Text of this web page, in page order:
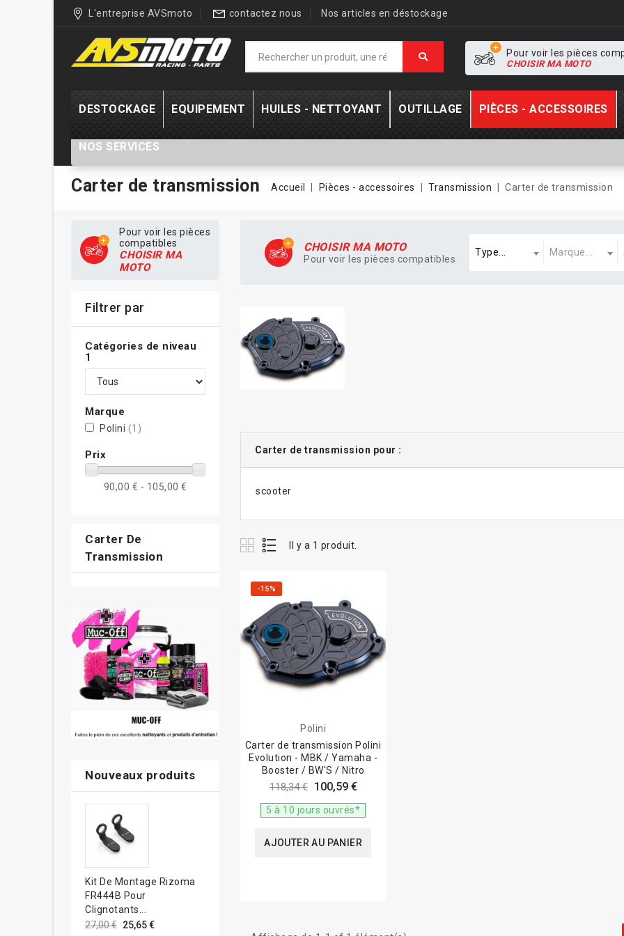
L'entreprise AVSmoto contactez nous Nos articles en déstockage
Pour voir les pièces
CHOISIR MA MOTO
DESTOCKAGE EQUIPEMENT HUILES - NETTOYANT OUTILLAGE PIÈCES - ACCESSOIRES
NOS SERVICES
Carter de transmission Accueil Pièces - accessoires Transmission Carter de transmission
Pour voir les pièces
compatibles
CHOISIR MA
MOTO
Filtrer par
Catégories de niveau
1
Marque
Polini (1)
Prix
90,00 € - 105,00 €
Carter De
Transmission
Nouveaux produits
Kit De Montage Rizoma
FR444B Pour
Clignotants...
27,00 € 25,65 €
CHOISIR MA MOTO
Pour voir les pièces compatibles
Type...
Marque...
Carter de transmission pour :
scooter
Il y a 1 produit.
-15%
Polini
Carter de transmission Polini
Evolution - MBK / Yamaha -
Booster / BW'S / Nitro
118,34 € 100,59 €
5 à 10 jours ouvrés*
AJOUTER AU PANIER